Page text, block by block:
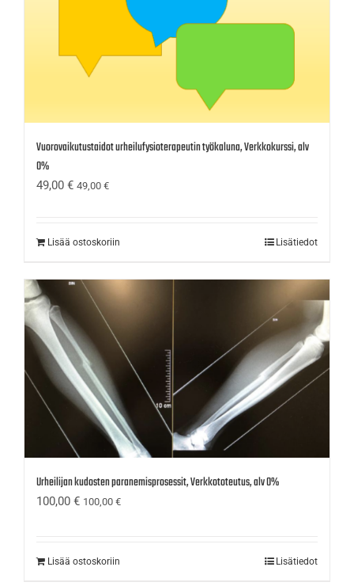
Vuorovaikutustaidot urheilufysioterapeutin työkaluna, Verkkokurssi, alv
0%
49,00 € 49,00 €
Lisää ostoskoriin Lisätiedot
Urheilijan kudosten paranemisprosessit, Verkkototeutus, alv 0%
100,00 € 100,00 €
Lisää ostoskoriin Lisätiedot